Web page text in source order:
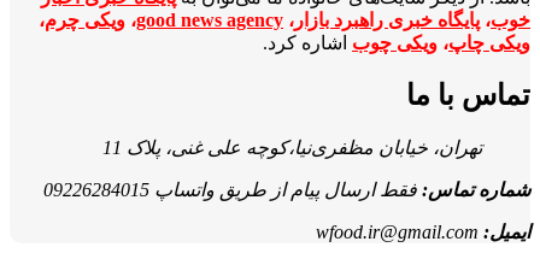
خوب، پایگاه خبری راهبرد بازار ، good news agency، ویکی چرم،
ویکی چاپ، ویکی چوب اشاره کرد.
تماس با ما
تهران، خیابان مظفری‌نیا،کوچه علی غنی، پلاک 11
شماره تماس: فقط ارسال پیام از طریق واتساپ 09226284015
ایمیل: wfood.ir@gmail.com